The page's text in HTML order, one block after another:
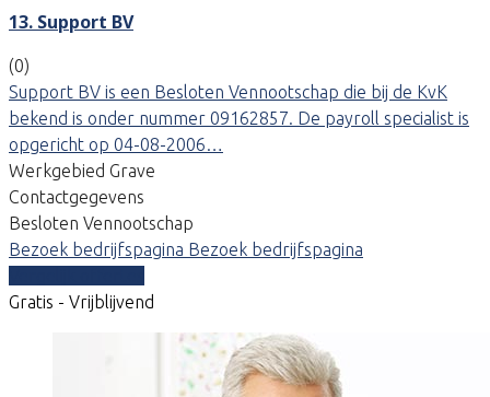
13. Support BV
(0)
Support BV is een Besloten Vennootschap die bij de KvK
bekend is onder nummer 09162857. De payroll specialist is
opgericht op 04-08-2006…
Werkgebied Grave
Contactgegevens
Besloten Vennootschap
Bezoek bedrijfspagina Bezoek bedrijfspagina
Gratis - Vrijblijvend